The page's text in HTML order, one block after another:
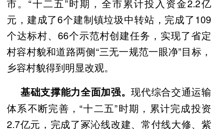
市。“十二五”时期，全市累计投入资金2.2亿
元，建成了6个建制镇垃圾中转站，完成了109
个达标村、66个示范村创建任务，实现了省定
村容村貌和道路两侧“三无一规范一眼净”目标，
乡容村貌得到明显改观。
基础支撑能力全面加强。现代综合交通运输
体系不断完善，“十二五”时期，累计完成投资
2.7亿元，完成了冢沁线改建、常付线大修、紫